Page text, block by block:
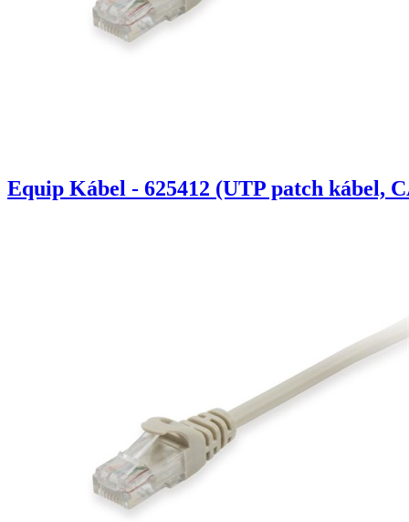
Equip Kábel - 625412 (UTP patch kábel,